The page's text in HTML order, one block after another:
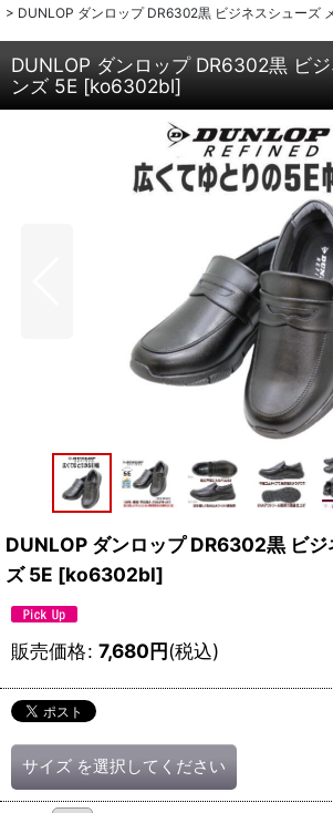
> DUNLOP ダンロップ DR6302黒 ビジネスシューズ
DUNLOP ダンロップ DR6302黒 ビ
ンズ 5E [ko6302bl]
DUNLOP ダンロップ DR6302黒 ビジ
ズ 5E [ko6302bl]
販売価格: 7,680円(税込)
サイズ を選択してください